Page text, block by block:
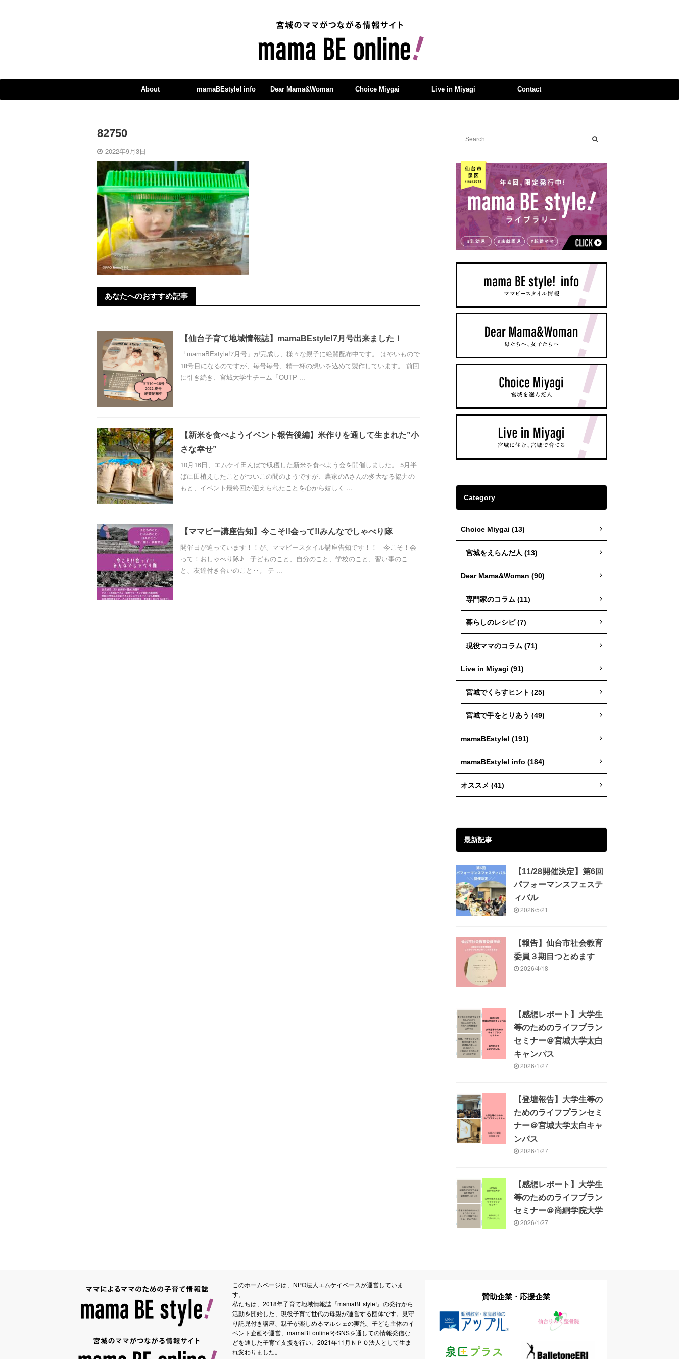
About mamaBEstyle! info Dear Mama&Woman Choice Miygai Live in Miyagi Contact
82750
2022年9月3日
あなたへのおすすめ記事
【仙台子育て地域情報誌】mamaBEstyle!7月号出来ました！
「mamaBEstyle!7月号」が完成し、様々な親子に絶賛配布中です。 はやいもので
18号目になるのですが、毎号毎号、精一杯の想いを込めて製作しています。 前回
に引き続き、宮城大学生チーム「OUTP ...
【新米を食べようイベント報告後編】米作りを通して生まれた”小
さな幸せ”
10月16日、エムケイ田んぼで収穫した新米を食べよう会を開催しました。 5月半
ばに田植えしたことがついこの間のようですが、農家のAさんの多大なる協力の
もと、イベント最終回が迎えられたことを心から嬉しく ...
【ママビー講座告知】今こそ!!会って!!みんなでしゃべり隊
開催日が迫っています！！が、ママビースタイル講座告知です！！ 今こそ！会
って！おしゃべり隊♪ 子どものこと、自分のこと、学校のこと、習い事のこ
と、友達付き合いのこと‥。 テ ...
Category
Choice Miygai (13)
宮城をえらんだ人 (13)
Dear Mama&Woman (90)
専門家のコラム (11)
暮らしのレシピ (7)
現役ママのコラム (71)
Live in Miyagi (91)
宮城でくらすヒント (25)
宮城で手をとりあう (49)
mamaBEstyle! (191)
mamaBEstyle! info (184)
オススメ (41)
最新記事
【11/28開催決定】第6回
パフォーマンスフェステ
ィバル
2026/5/21
【報告】仙台市社会教育
委員３期目つとめます
2026/4/18
【感想レポート】大学生
等のためのライフプラン
セミナー＠宮城大学太白
キャンパス
2026/1/27
【登壇報告】大学生等の
ためのライフプランセミ
ナー＠宮城大学太白キャ
ンパス
2026/1/27
【感想レポート】大学生
等のためのライフプラン
セミナー＠尚絅学院大学
2026/1/27
このホームページは、NPO法人エムケイベースが運営していま
す。
私たちは、2018年子育て地域情報誌『mamaBEstyle!』の発行から
活動を開始した、現役子育て世代の母親が運営する団体です。見守
り託児付き講座、親子が楽しめるマルシェの実施、子ども主体のイ
ベント企画や運営、mamaBEonline!やSNSを通しての情報発信な
どを通した子育て支援を行い、2021年11月ＮＰＯ法人として生ま
れ変わりました。
賛助企業・応援企業